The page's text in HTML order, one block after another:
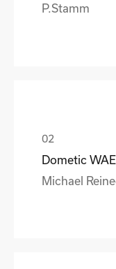
P.Stamm
Dometic
Michael